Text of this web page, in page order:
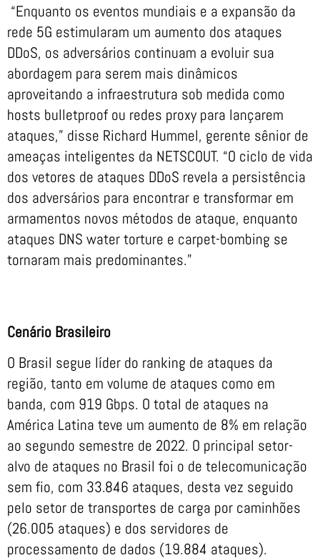
“Enquanto os eventos mundiais e a expansão da
rede 5G estimularam um aumento dos ataques
DDoS, os adversários continuam a evoluir sua
abordagem para serem mais dinâmicos
aproveitando a infraestrutura sob medida como
hosts bulletproof ou redes proxy para lançarem
ataques,” disse Richard Hummel, gerente sênior de
ameaças inteligentes da NETSCOUT. “O ciclo de vida
dos vetores de ataques DDoS revela a persistência
dos adversários para encontrar e transformar em
armamentos novos métodos de ataque, enquanto
ataques DNS water torture e carpet-bombing se
tornaram mais predominantes.”
Cenário Brasileiro
O Brasil segue líder do ranking de ataques da
região, tanto em volume de ataques como em
banda, com 919 Gbps. O total de ataques na
América Latina teve um aumento de 8% em relação
ao segundo semestre de 2022. O principal setor-
alvo de ataques no Brasil foi o de telecomunicação
sem fio, com 33.846 ataques, desta vez seguido
pelo setor de transportes de carga por caminhões
(26.005 ataques) e dos servidores de
processamento de dados (19.884 ataques).